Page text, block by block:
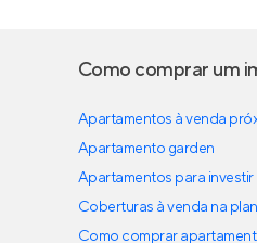
Como comprar um
Apartamentos à venda
Apartamento garden
Apartamentos para investir
Coberturas à venda na
Como comprar